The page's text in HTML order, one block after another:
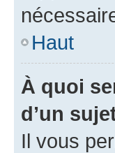
Haut
À quoi
d’un
Il vous